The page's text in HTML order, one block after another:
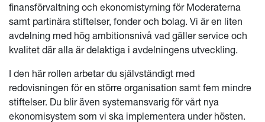
finansförvaltning och ekonomistyrning för Moderaterna
samt partinära stiftelser, fonder och bolag. Vi är en liten
avdelning med hög ambitionsnivå vad gäller service och
kvalitet där alla är delaktiga i avdelningens utveckling.
I den här rollen arbetar du självständigt med
redovisningen för en större organisation samt fem mindre
stiftelser. Du blir även systemansvarig för vårt nya
ekonomisystem som vi ska implementera under hösten.